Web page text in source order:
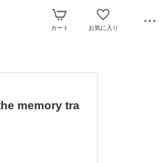
カート お気に入り
memory tra